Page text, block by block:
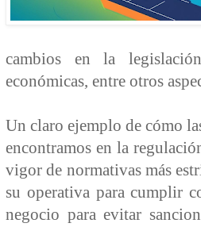
cambios en la
económicas, entre otros
Un claro ejemplo de cómo
encontramos en la
vigor de normativas más
su operativa para cumplir
negocio para evitar